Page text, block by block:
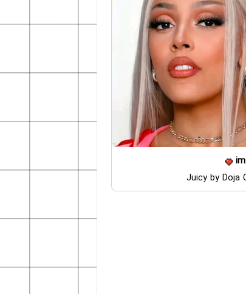
Juicy by Doja